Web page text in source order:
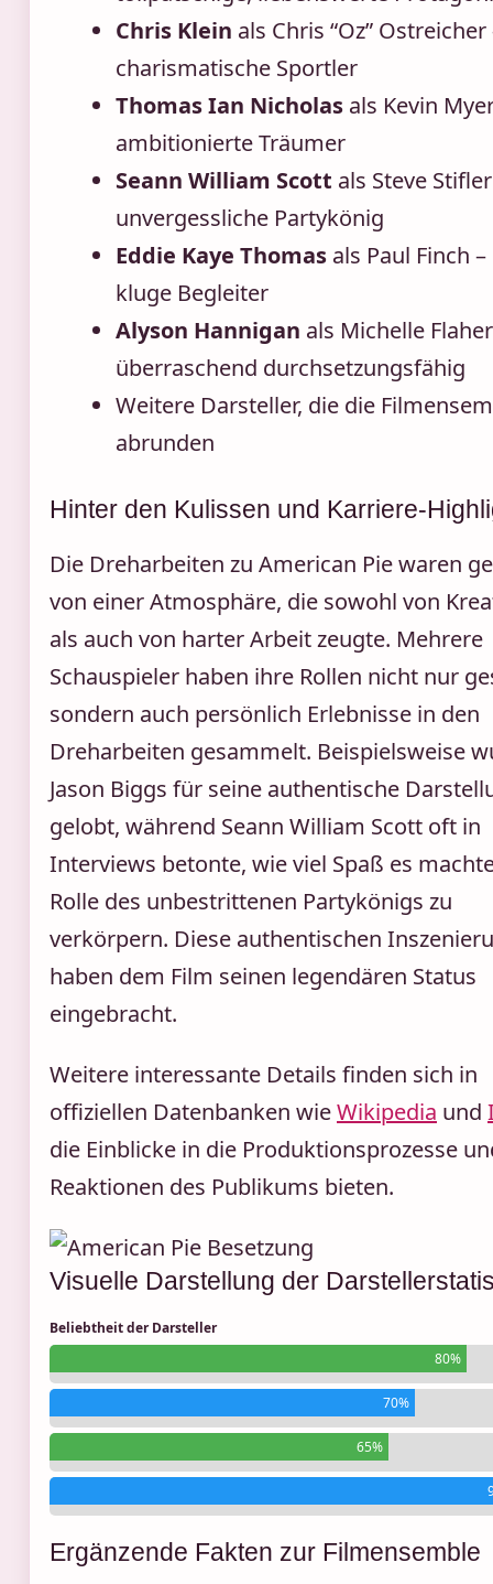
Chris Klein als Chris “Oz”
charismatische Sportler
Thomas Ian Nicholas als Kevin
ambitionierte Träumer
Seann William Scott als Steve
unvergessliche Partykönig
Eddie Kaye Thomas als Paul Finch
kluge Begleiter
Alyson Hannigan als Michelle
überraschend durchsetzungsfähig
Weitere Darsteller, die die
abrunden
Hinter den Kulissen und Karriere-
Die Dreharbeiten zu American Pie waren
von einer Atmosphäre, die sowohl von
als auch von harter Arbeit zeugte. Mehrere
Schauspieler haben ihre Rollen nicht nur
sondern auch persönlich Erlebnisse in den
Dreharbeiten gesammelt. Beispielsweise
Jason Biggs für seine authentische
gelobt, während Seann William Scott oft in
Interviews betonte, wie viel Spaß es
Rolle des unbestrittenen Partykönigs zu
verkörpern. Diese authentischen
haben dem Film seinen legendären Status
eingebracht.
Weitere interessante Details finden sich in
offiziellen Datenbanken wieWikipedia und
die Einblicke in die Produktionsprozesse
Reaktionen des Publikums bieten.
Visuelle Darstellung der
Beliebtheit der Darsteller
80%
70%
65%
Ergänzende Fakten zur Filmensemble